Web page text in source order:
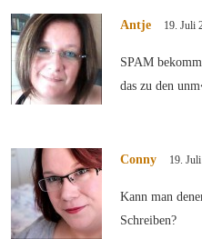
Antje 19. Juli
SPAM
das zu den
Conny 19.
Kann man
Schreiben?